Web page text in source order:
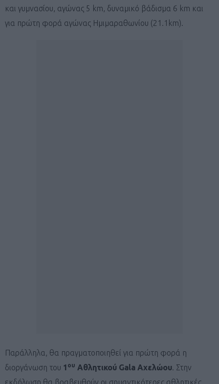
και γυμνασίου, αγώνας 5 km, δυναμικό βάδισμα 6 km και
για πρώτη φορά αγώνας Ημιμαραθωνίου (21.1km).
Παράλληλα, θα πραγματοποιηθεί για πρώτη φορά η
διοργάνωση του 1 ου Αθλητικού Gala Αχελώου. Στην
εκδήλωση θα βραβευθούν οι σημαντικότερες αθλητικές